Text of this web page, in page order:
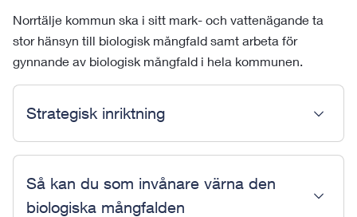
Norrtälje kommun ska i sitt mark- och vattenägande ta
stor hänsyn till biologisk mångfald samt arbeta för
gynnande av biologisk mångfald i hela kommunen.
Strategisk inriktning
Så kan du som invånare värna den
biologiska mångfalden